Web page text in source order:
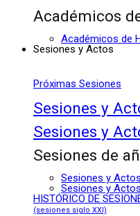
Académicos
Académicos de
Sesiones y Actos
Próximas Sesiones
Sesiones y
Sesiones y
Sesiones de
Sesiones y
Sesiones y
HISTÓRICO DE
(sesiones siglo XXI)